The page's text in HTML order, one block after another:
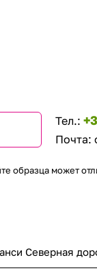
Тел.:
Почта:
образца может
Северная